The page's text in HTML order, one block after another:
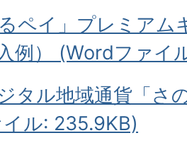
るペイ」プレミア
例） (Wordファイ
タル地域通貨「さ
ル: 235.9KB)